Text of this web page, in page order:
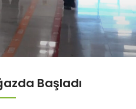
Başladı